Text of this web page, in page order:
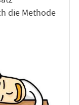
die Methode